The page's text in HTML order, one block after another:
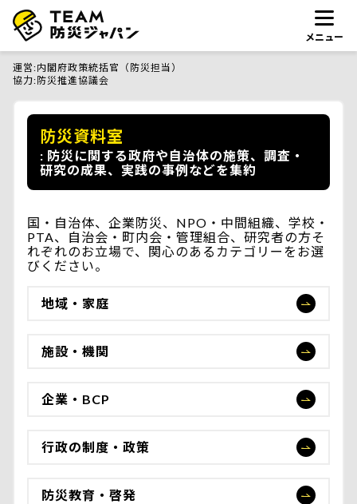
メニュー
運営 内閣府政策統括官（防災担当）
協力 防災推進協議会
防災資料室
防災に関する政府や自治体の施策、調査・
研究の成果、実践の事例などを集約
国・自治体、企業防災、NPO・中間組織、学校・
PTA、自治会・町内会・管理組合、研究者の方そ
れぞれのお立場で、関心のあるカテゴリーをお選
びください。
地域・家庭
施設・機関
企業・BCP
行政の制度・政策
防災教育・啓発